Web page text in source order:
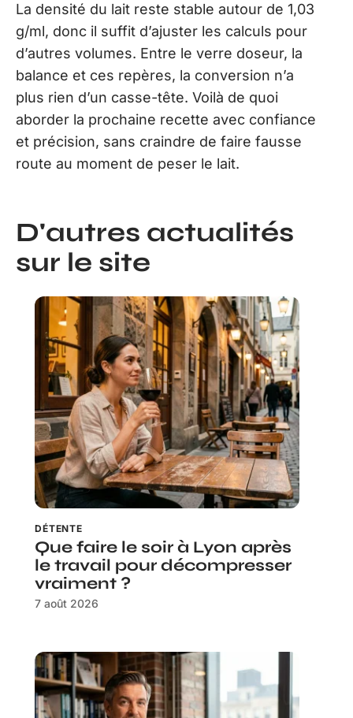
La densité du lait reste stable autour de 1,03
g/ml, donc il suffit d’ajuster les calculs pour
d’autres volumes. Entre le verre doseur, la
balance et ces repères, la conversion n’a
plus rien d’un casse-tête. Voilà de quoi
aborder la prochaine recette avec confiance
et précision, sans craindre de faire fausse
route au moment de peser le lait.
D'autres actualités
sur le site
DÉTENTE
Que faire le soir à Lyon après
le travail pour décompresser
vraiment ?
7 août 2026